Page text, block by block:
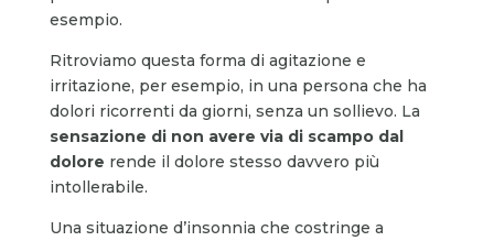
esempio.
Ritroviamo questa forma di agitazione e
irritazione, per esempio, in una persona che ha
dolori ricorrenti da giorni, senza un sollievo. La
sensazione di non avere via di scampo dal
dolore rende il dolore stesso davvero più
intollerabile.
Una situazione d’insonnia che costringe a